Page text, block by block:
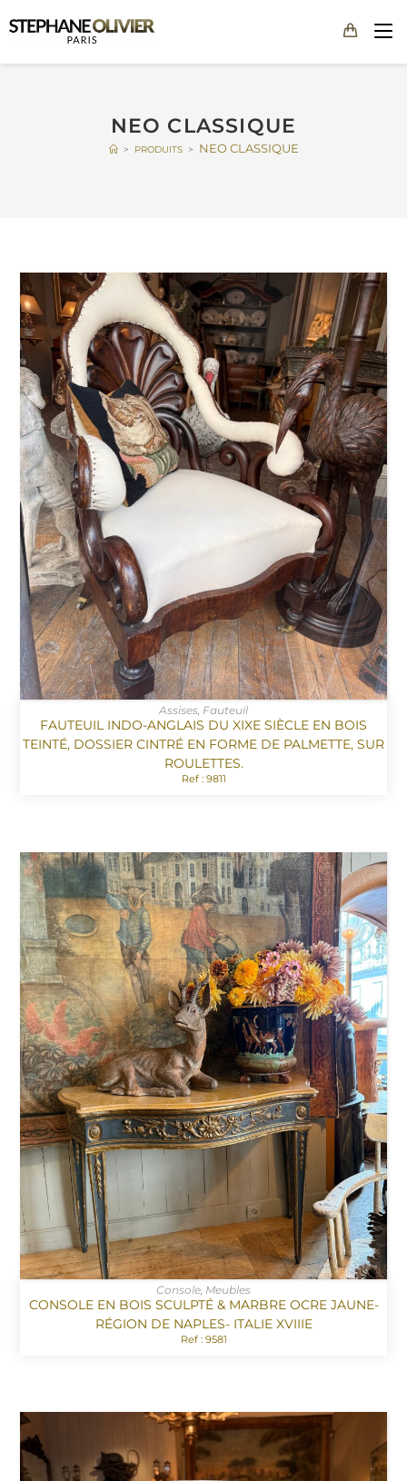
NEO CLASSIQUE
> PRODUITS > NEO CLASSIQUE
Assises, Fauteuil
FAUTEUIL INDO-ANGLAIS DU XIXE SIÈCLE EN BOIS
TEINTÉ, DOSSIER CINTRÉ EN FORME DE PALMETTE, SUR
ROULETTES.
Ref : 9811
Console Meubles
CONSOLE EN BOIS SCULPTÉ & MARBRE OCRE JAUNE-
RÉGION DE NAPLES- ITALIE XVIIIE
Ref : 9581